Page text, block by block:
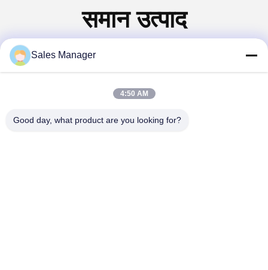
समान उत्पाद
Sales Manager
4:50 AM
Good day, what product are you looking for?